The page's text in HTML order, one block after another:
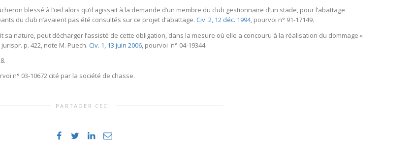
blessé à l’œil alors qu’il agissait à la demande d’un membre du club gestionnaire d’un stade, pour l’abattage
du club n’avaient pas été consultés sur ce projet d’abattage. Civ. 2, 12 déc. 1994, pourvoi n° 91-17149.
sa nature, peut décharger l’assisté de cette obligation, dans la mesure où elle a concouru à la réalisation du dommage »
jurispr. p. 422, note M. Puech. Civ. 1, 13 juin 2006 , pourvoi n° 04-19344.
n° 03-10672 cité par la société de chasse.
PARTAGER CECI